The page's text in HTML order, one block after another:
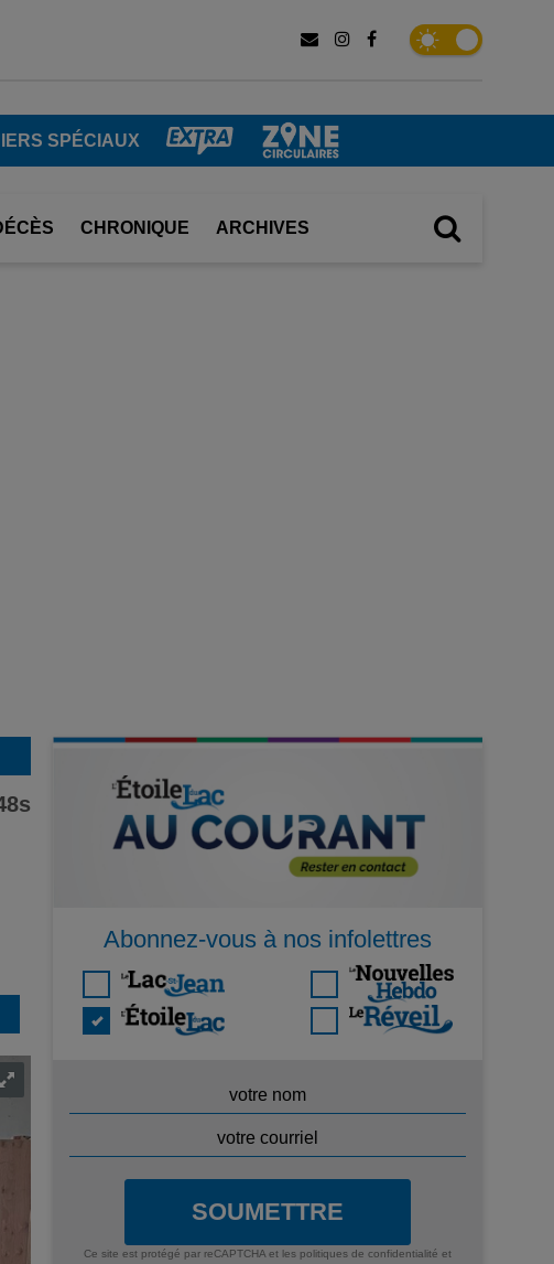
SPÉCIAUX
CHRONIQUE ARCHIVES
Abonnez-vous à nos infolettres
SOUMETTRE
Ce site est protégé par reCAPTCHA et les politiques de confidentialité et